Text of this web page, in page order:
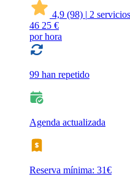
4,9 (98) | 2 servicios
46 25 €
por hora
99 han repetido
Agenda actualizada
Reserva mínima: 31€